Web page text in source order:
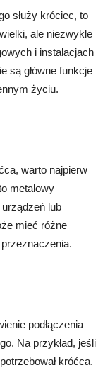
służy króciec, to
ale niezwykle
i instalacjach
są główne funkcje
życiu.
warto najpierw
metalowy
urządzeń lub
mieć różne
podłączenia
Na przykład, jeśli
króćca.